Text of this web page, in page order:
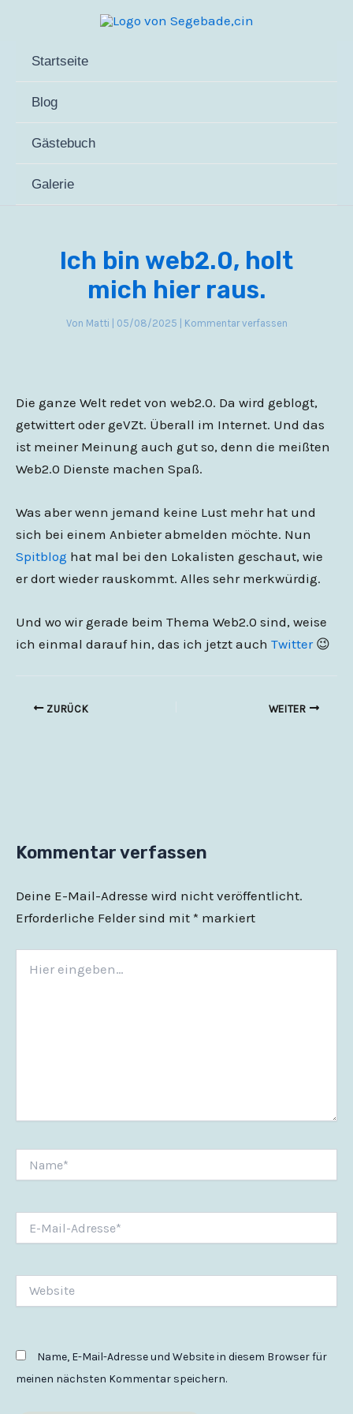
springenStartseite
Blog
Gästebuch
Galerie
Ich bin web2.0, holt
mich hier raus.
Von Matti 05/08/2025 Kommentar verfassen
Die ganze Welt redet von web2.0. Da wird geblogt,
getwittert oder geVZt. Überall im Internet. Und das
ist meiner Meinung auch gut so, denn die meißten
Web2.0 Dienste machen Spaß.
Was aber wenn jemand keine Lust mehr hat und
sich bei einem Anbieter abmelden möchte. Nun
Spitblog hat mal bei den Lokalisten geschaut, wie
er dort wieder rauskommt. Alles sehr merkwürdig.
Und wo wir gerade beim Thema Web2.0 sind, weise
ich einmal darauf hin, das ich jetzt auch Twitter😉
ZURÜCK WEITER
Kommentar verfassen
Deine E-Mail-Adresse wird nicht veröffentlicht.
Erforderliche Felder sind mit * markiert
eingeben…
Mail-
Name, E-Mail-Adresse und Website in diesem Browser für
meinen nächsten Kommentar speichern.